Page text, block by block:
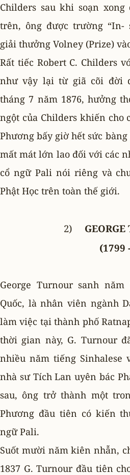
Childers sau khi soạn
trên, ông được trường “In-
giải thưởng Volney (Prize)
Rất tiếc Robert C. Childers
như vậy lại từ giã cõi đời
tháng 7 năm 1876, hưởng
ngột của Childers khiến cho
Phương bấy giờ hết sức
mất mát lớn lao đối với các
cổ ngữ Pali nói riêng và
Phật Học trên toàn thế giới.
2) GEORGE
(1799 -
George Turnour sanh
Quốc, là nhân viên ngành
làm việc tại thành phố
thời gian này, G. Turnour
nhiều năm tiếng Sinhalese
nhà sư Tích Lan uyên bác
sau, ông trở thành một
Phương đầu tiên có kiến
ngữ Pali.
Suốt mười năm kiên nhẫn,
1837 G. Turnour đầu tiên